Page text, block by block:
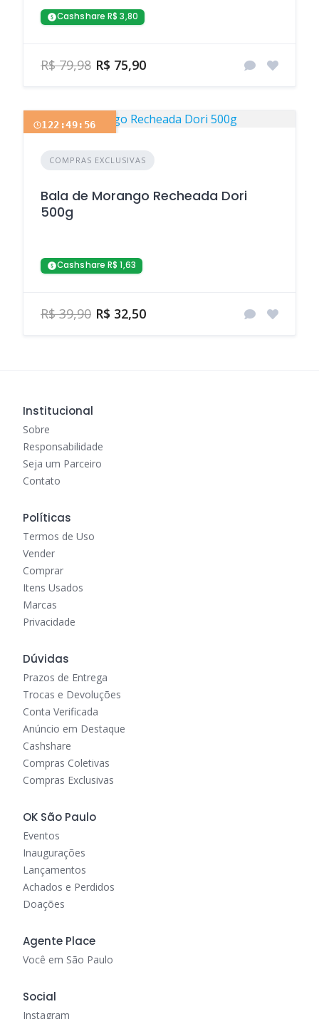
Cashshare R$ 3,80
R$ 79,98 R$ 75,90
122:49:56
COMPRAS EXCLUSIVAS
Bala de Morango Recheada Dori
500g
Cashshare R$ 1,63
R$ 39,90 R$ 32,50
Institucional
Sobre
Responsabilidade
Seja um Parceiro
Contato
Políticas
Termos de Uso
Vender
Comprar
Itens Usados
Marcas
Privacidade
Dúvidas
Prazos de Entrega
Trocas e Devoluções
Conta Verificada
Anúncio em Destaque
Cashshare
Compras Coletivas
Compras Exclusivas
OK São Paulo
Eventos
Inaugurações
Lançamentos
Achados e Perdidos
Doações
Agente Place
Você em São Paulo
Social
Instagram